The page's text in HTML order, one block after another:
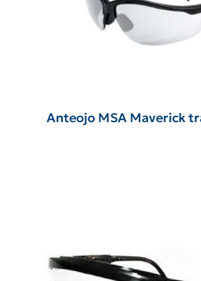
Anteojo MSA Maverick